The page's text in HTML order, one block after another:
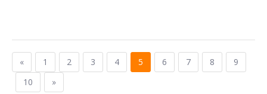
« 1 2 3 4 5 6 7 8
9
10
»